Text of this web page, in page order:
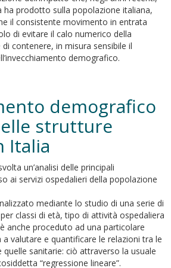
ha prodotto sulla popolazione italiana,
il consistente movimento in entrata
di evitare il calo numerico della
contenere, in misura sensibile il
demografico.
demografico
strutture
Italia
un’analisi delle principali
ai servizi ospedalieri della popolazione
mediante lo studio di una serie di
classi di età, tipo di attività ospedaliera
anche proceduto ad una particolare
valutare e quantificare le relazioni tra le
sanitarie: ciò attraverso la usuale
“regressione lineare”.